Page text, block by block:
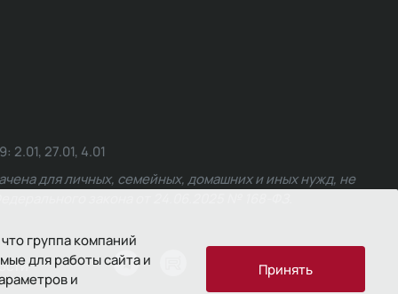
группа компаний
для работы сайта и
и
Принять
27.01, 4.01
для личных, семейных, домашних и иных нужд, не